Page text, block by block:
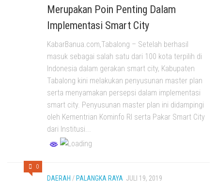
Merupakan Poin Penting Dalam
Implementasi Smart City
KabarBanua.com,Tabalong – Setelah berhasil
masuk sebagai salah satu dari 100 kota terpilih di
Indonesia dalam gerakan smart city, Kabupaten
Tabalong kini melakukan penyusunan master plan
serta menyamakan persepsi dalam implementasi
smart city. Penyusunan master plan ini didampingi
oleh Kementrian Kominfo RI serta Pakar Smart City
dari Institusi...
0
DAERAH / PALANGKA RAYA JULI 19, 2019